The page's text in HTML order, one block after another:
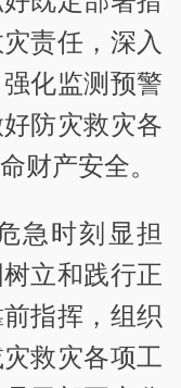
责任，深入
化监测预警
防灾救灾各
财产安全。
急时刻显担
立和践行正
指挥，组织
救灾各项工